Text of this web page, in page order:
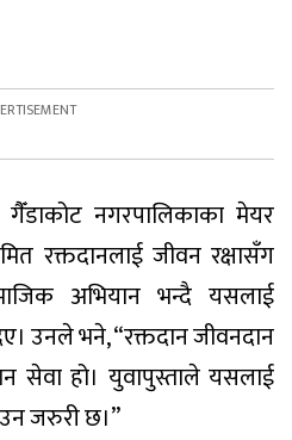
गैँडाकोट नगरपालिकाका मेयर
रक्तदानलाई जीवन रक्षासँग
अभियान भन्दै यसलाई
उनले भने, “रक्तदान जीवनदान
सेवा हो। युवापुस्ताले यसलाई
जरुरी छ।”